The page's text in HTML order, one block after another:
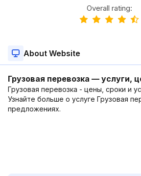
Overall rating:
About Website
Грузовая перевозка — услуги,
Грузовая перевозка - цены, сроки и
Узнайте больше о услуге Грузовая
предложениях.